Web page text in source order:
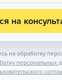
на
на обработку
персональных